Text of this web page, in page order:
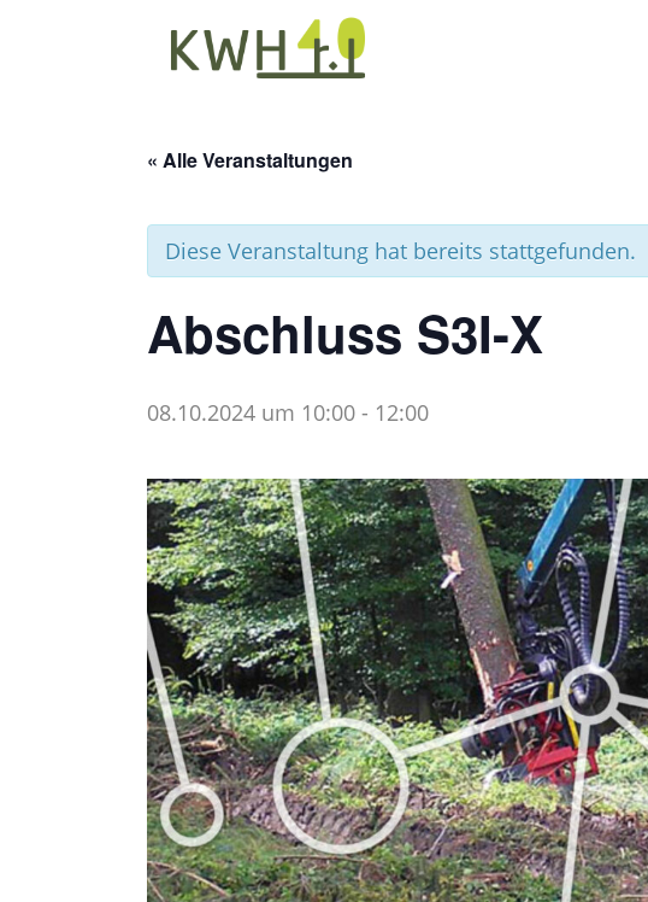
« Alle Veranstaltungen
Diese Veranstaltung hat bereits stattgefunden.
Abschluss S3I-X
08.10.2024 um 10:00 - 12:00